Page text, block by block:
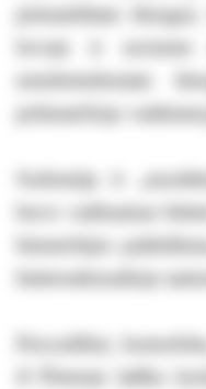
pirmarūšiam
lovoje ir sociume
nesubrendusiam
priimančiojo
Sodomija ir
buvo vadinamas
hierarchijos
heteroseksualioje
Pavyzdžiui,
iš Pirmojo laiško